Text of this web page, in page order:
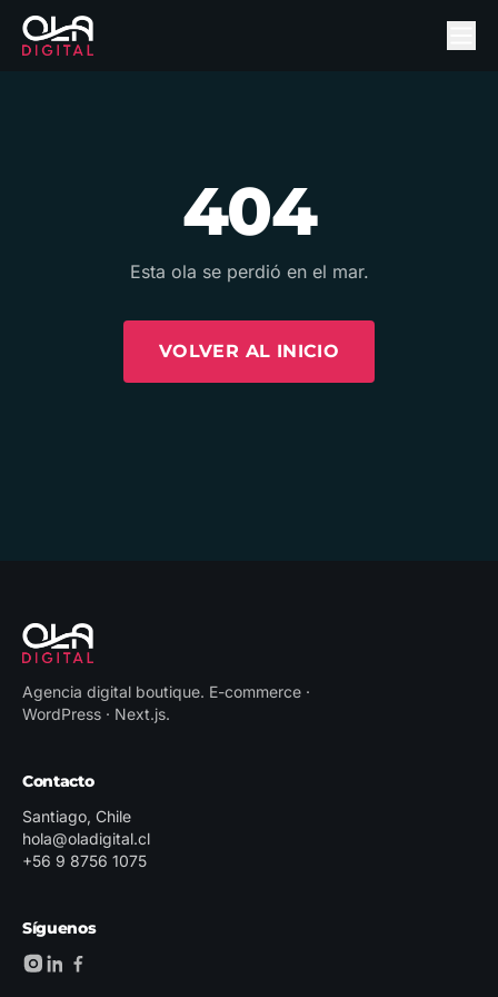
404
Esta ola se perdió en el mar.
VOLVER AL INICIO
Agencia digital boutique. E-commerce ·
WordPress · Next.js.
Contacto
Santiago, Chile
hola@oladigital.cl
+56 9 8756 1075
Síguenos